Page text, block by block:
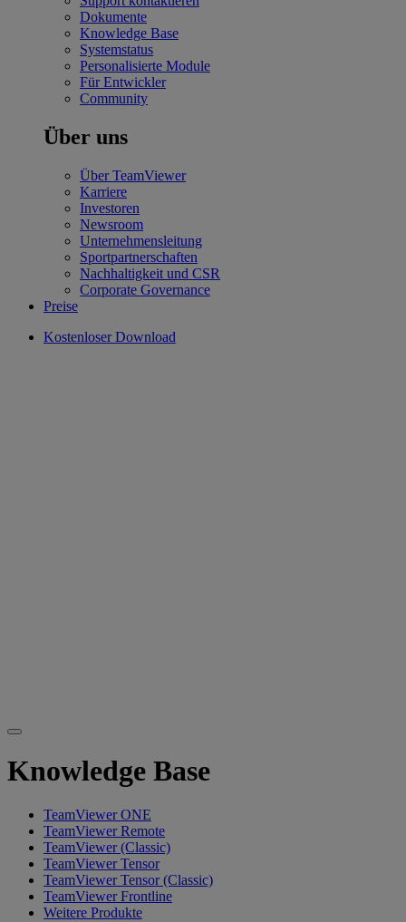
Dokumente
Knowledge Base
Systemstatus
Personalisierte Module
Für Entwickler
Community
Über uns
Über TeamViewer
Karriere
Investoren
Newsroom
Unternehmensleitung
Sportpartnerschaften
Nachhaltigkeit und CSR
Corporate Governance
Preise
Kostenloser Download
Knowledge Base
TeamViewer ONE
TeamViewer Remote
TeamViewer (Classic)
TeamViewer Tensor
TeamViewer Tensor (Classic)
TeamViewer Frontline
Weitere Produkte